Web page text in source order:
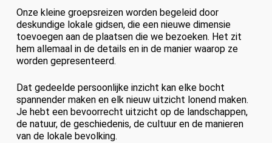
Onze kleine groepsreizen worden begeleid door
deskundige lokale gidsen, die een nieuwe dimensie
toevoegen aan de plaatsen die we bezoeken. Het zit
hem allemaal in de details en in de manier waarop ze
worden gepresenteerd.
Dat gedeelde persoonlijke inzicht kan elke bocht
spannender maken en elk nieuw uitzicht lonend maken.
Je hebt een bevoorrecht uitzicht op de landschappen,
de natuur, de geschiedenis, de cultuur en de manieren
van de lokale bevolking.